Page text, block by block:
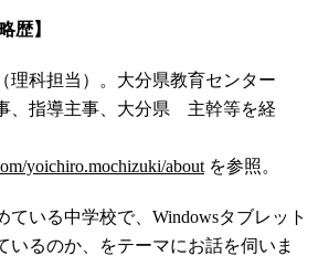
歴】
理科担当）。大分県教育センター
、指導主事、大分県 主幹等を経
yoichiro.mochizuki/about を参照。
ている中学校で、Windowsタブレット
いるのか、をテーマにお話を伺いま